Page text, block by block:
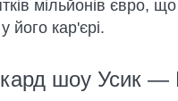
мільйонів євро,
його кар'єрі.
шоу Усик —